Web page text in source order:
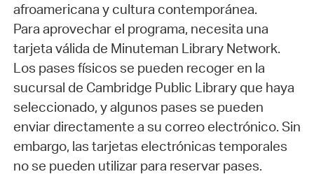
afroamericana y cultura contemporánea.
Para aprovechar el programa, necesita una
tarjeta válida de Minuteman Library Network.
Los pases físicos se pueden recoger en la
sucursal de Cambridge Public Library que haya
seleccionado, y algunos pases se pueden
enviar directamente a su correo electrónico. Sin
embargo, las tarjetas electrónicas temporales
no se pueden utilizar para reservar pases.